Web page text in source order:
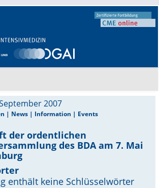
2007
| News | Information | Events
der ordentlichen
des BDA am 7. Mai
enthält keine Schlüsselwörter